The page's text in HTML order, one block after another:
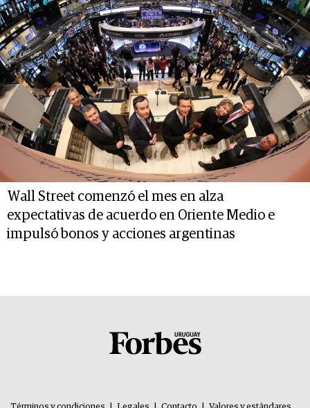
Wall Street comenzó el mes en alza
expectativas de acuerdo en Oriente Medio e
impulsó bonos y acciones argentinas